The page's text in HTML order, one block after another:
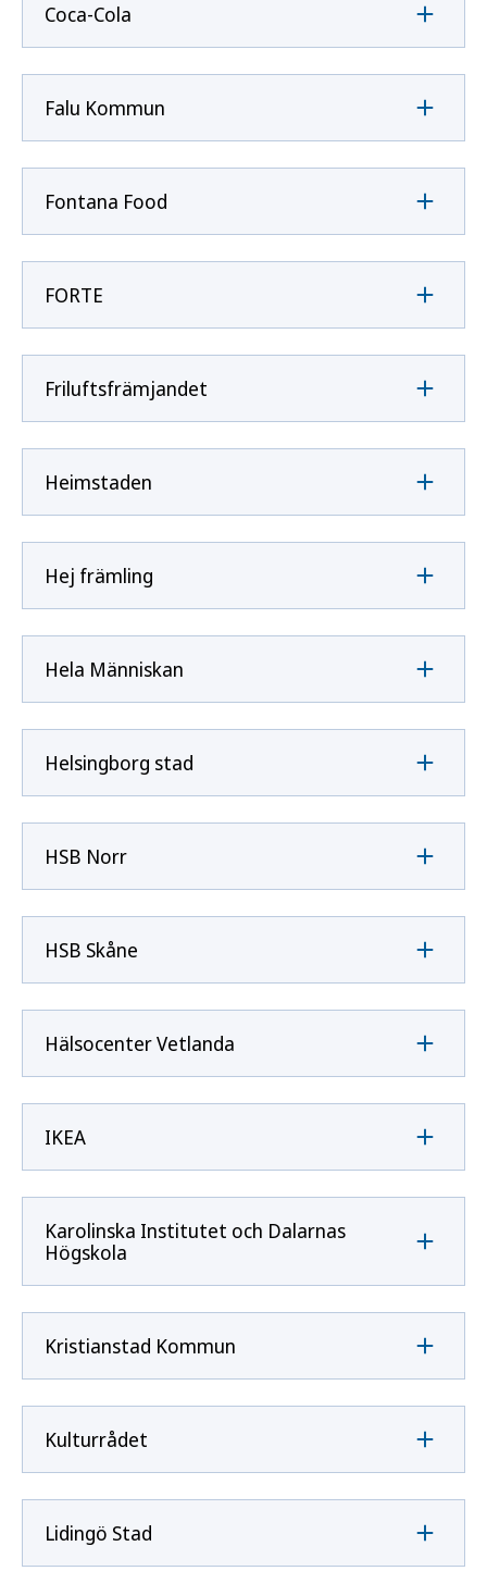
Coca-Cola
Falu Kommun
Fontana Food
FORTE
Friluftsfrämjandet
Heimstaden
Hej främling
Hela Människan
Helsingborg stad
HSB Norr
HSB Skåne
Hälsocenter Vetlanda
IKEA
Karolinska Institutet och Dalarnas
Högskola
Kristianstad Kommun
Kulturrådet
Lidingö Stad